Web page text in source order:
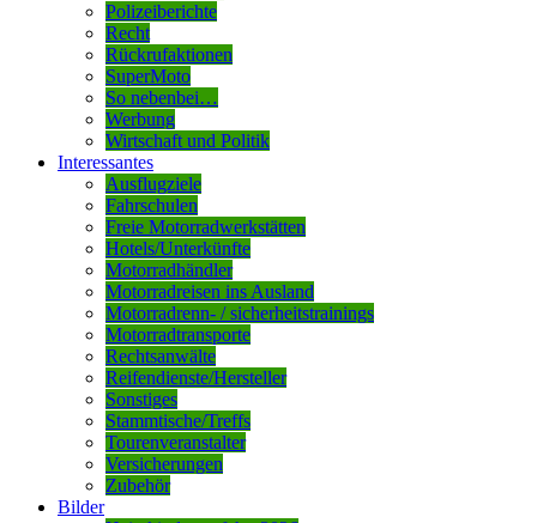
Polizeiberichte
Recht
Rückrufaktionen
SuperMoto
So nebenbei…
Werbung
Wirtschaft und Politik
Interessantes
Ausflugziele
Fahrschulen
Freie Motorradwerkstätten
Hotels/Unterkünfte
Motorradhändler
Motorradreisen ins Ausland
Motorradrenn- / sicherheitstrainings
Motorradtransporte
Rechtsanwälte
Reifendienste/Hersteller
Sonstiges
Stammtische/Treffs
Tourenveranstalter
Versicherungen
Zubehör
Bilder